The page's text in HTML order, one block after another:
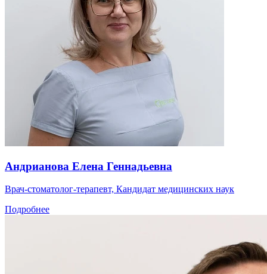
Андрианова Елена Геннадьевна
Врач-стоматолог-терапевт, Кандидат медицинских наук
Подробнее